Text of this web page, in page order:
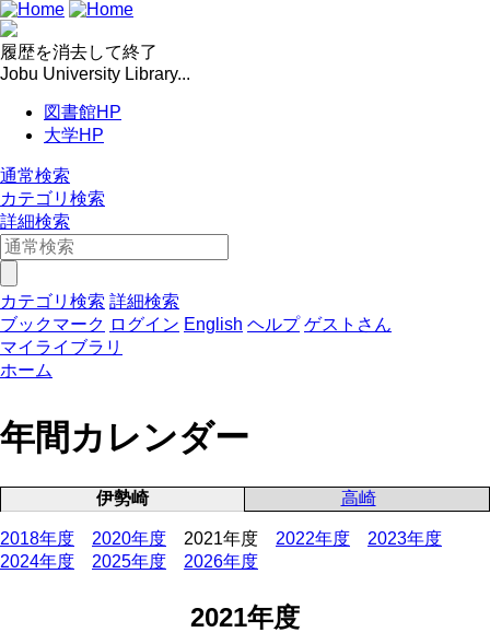
履歴を消去して終了
Jobu University Library...
図書館HP
大学HP
通常検索
カテゴリ検索
詳細検索
カテゴリ検索 詳細検索
ブックマーク ログイン English ヘルプ ゲストさん
マイライブラリ
ホーム
年間カレンダー
伊勢崎 高崎
2018年度 2020年度 2021年度 2022年度
2023年度
2024年度
2025年度 2026年度
2021年度